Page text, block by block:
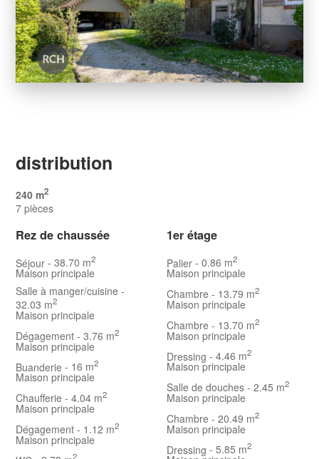
distribution
240 m2
7 pièces
Rez de chaussée
Séjour - 38.70 m2
Maison principale
Salle à manger/cuisine -
32.03 m2
Maison principale
Dégagement - 3.76 m2
Maison principale
Buanderie - 16 m2
Maison principale
Chaufferie - 4.04 m2
Maison principale
Dégagement - 1.12 m2
Maison principale
2
1er étage
Palier - 0.86 m2
Maison principale
Chambre - 13.79 m2
Maison principale
Chambre - 13.70 m2
Maison principale
Dressing - 4.46 m2
Maison principale
Salle de douches - 2.45 m2
Maison principale
Chambre - 20.49 m2
Maison principale
Dressing - 5.85 m2